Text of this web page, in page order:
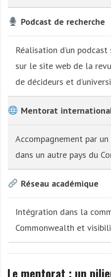
Podcast de recherche
Réalisation d’un
sur le site web de la
de décideurs et
Mentorat
Accompagnement par
dans un autre pays du
Réseau académique
Intégration dans la
Commonwealth et
Le mentorat : un